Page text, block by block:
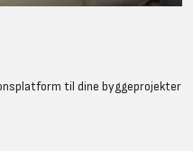
til dine byggeprojekter